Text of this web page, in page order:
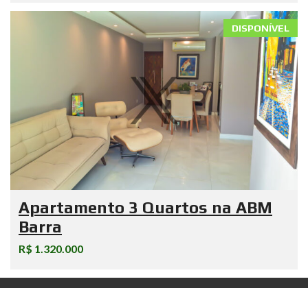
DISPONÍVEL
Apartamento 3 Quartos na ABM
Barra
R$ 1.320.000